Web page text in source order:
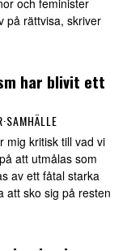
på rättvisa, skriver
har blivit ett
·SAMHÄLLE
mig kritisk till vad vi
att utmålas som
av ett fåtal starka
att sko sig på resten